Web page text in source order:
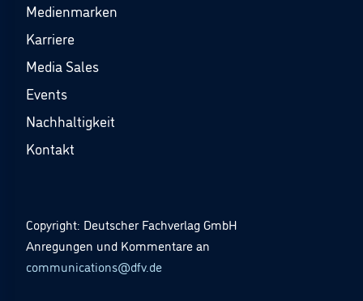
Medienmarken
Karriere
Media Sales
Events
Nachhaltigkeit
Kontakt
Copyright: Deutscher Fachverlag GmbH
Anregungen und Kommentare an
communications@dfv.de